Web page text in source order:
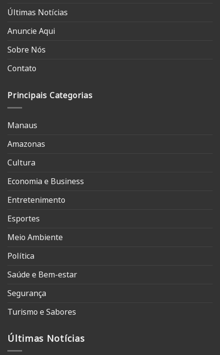
Últimas Notícias
Anuncie Aqui
Sobre Nós
Contato
Principais Categorias
Manaus
Amazonas
Cultura
Economia e Business
Entretenimento
Esportes
Meio Ambiente
Política
Saúde e Bem-estar
Segurança
Turismo e Sabores
Últimas Notícias